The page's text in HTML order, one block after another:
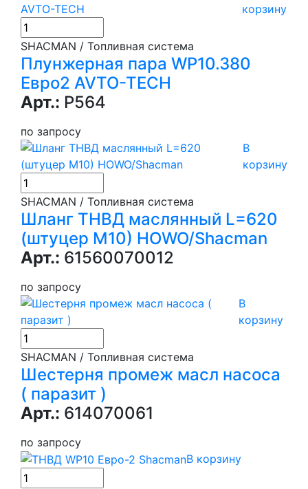
корзину
SHACMAN / Топливная система
Плунжерная пара WP10.380
Eвро2 AVTO-TECH
Арт.: P564
по запросу
В
корзину
SHACMAN / Топливная система
Шланг ТНВД маслянный L=620
(штуцер М10) HOWO/Shacman
Арт.: 61560070012
по запросу
В
корзину
SHACMAN / Топливная система
Шестерня промеж масл насоса
( паразит )
Арт.: 614070061
по запросу
В корзину